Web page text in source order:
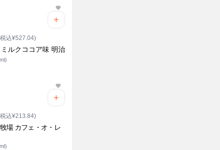
込¥527.04)
ルクココア味 明治
込¥213.84)
場 カフェ・オ・レ